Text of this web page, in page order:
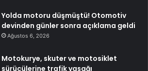
Yolda motoru düşmüştü! Otomotiv
devinden günler sonra açıklama geldi
Ağustos 6, 2026
Motokurye, skuter ve motosiklet
sürücülerine trafik yasağı